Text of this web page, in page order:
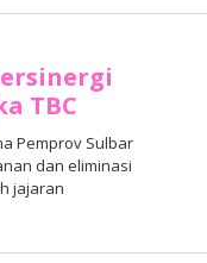
TBC
Pemprov Sulbar
dan eliminasi
jajaran